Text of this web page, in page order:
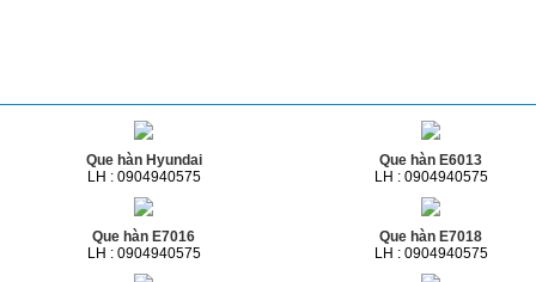
Que hàn Hyundai
LH : 0904940575
Que hàn E6013
LH : 0904940575
Que hàn E7016
LH : 0904940575
Que hàn E7018
LH : 0904940575